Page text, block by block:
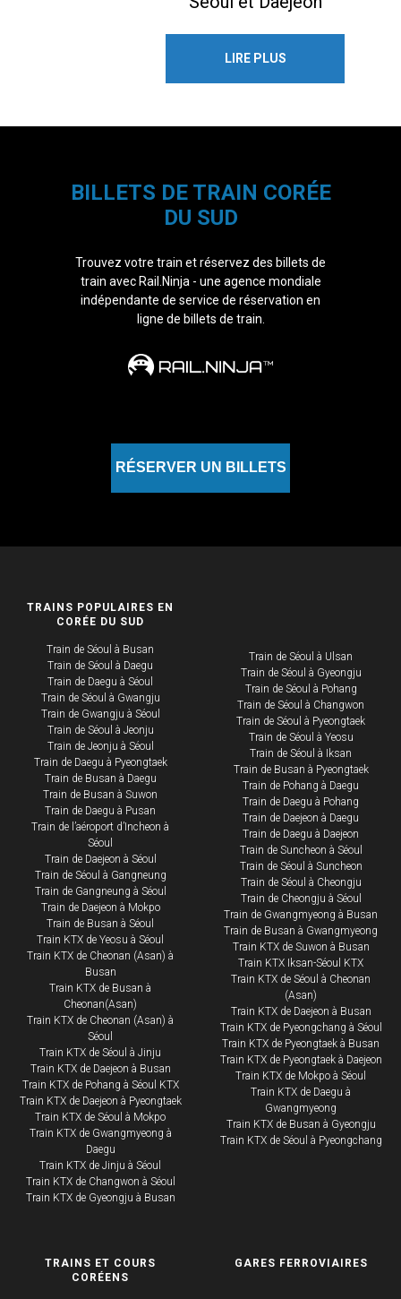
LIRE PLUS
BILLETS DE TRAIN CORÉE
DU SUD
RÉSERVER UN BILLETS
Trouvez votre train et réservez des billets de
train avec Rail.Ninja - une agence mondiale
indépendante de service de réservation en
ligne de billets de train.
TRAINS POPULAIRES EN
CORÉE DU SUD
Train de Séoul à Busan
Train de Séoul à Daegu​
​​​Train de Daegu à Séoul
​Train de Séoul à Gwangju
Train de Gwangju à Séoul
Train de Séoul à Jeonju
Train de Jeonju à Séoul
Train de Daegu à Pyeongtaek
Train de Busan à Daegu
Train de Busan à Suwon
Train de Daegu à Pusan
Train de l’aéroport d’Incheon à
Séoul
Train de Daejeon à Séoul
Train de Séoul à Gangneung
Train de Gangneung à Séoul
​Train de Daejeon à Mokpo​
Train de Busan à Séoul
Train KTX de Yeosu à Séoul
Train KTX de Cheonan (Asan) à
Busan
Train KTX de Busan à
Cheonan(Asan)
Train KTX de Cheonan (Asan) à
Séoul
Train KTX de Séoul à Jinju
Train KTX de Daejeon à Busan
Train KTX de Pohang à Séoul KTX
Train KTX de Daejeon à Pyeongtaek
Train KTX de Séoul à Mokpo
Train KTX de Gwangmyeong à
Daegu
Train KTX de Jinju à Séoul
Train KTX de Changwon à Séoul
Train KTX de Gyeongju à Busan
Train de Séoul à Ulsan
Train de Séoul à Gyeongju
Train de Séoul à Pohang
Train de Séoul à Changwon
Train de Séoul à Pyeongtaek
Train de Séoul à Yeosu
Train de Séoul à Iksan
​Train de Busan à Pyeongtaek
Train de Pohang à Daegu
Train de Daegu à Pohang
Train de Daejeon à Daegu
Train de Daegu à Daejeon
​​​Train de Suncheon à Séoul
Train de Séoul à Suncheon
Train de Séoul à Cheongju
​​​Train de Cheongju à Séoul
Train de Gwangmyeong à Busan
​​​Train de Busan à Gwangmyeong
Train KTX de Suwon à Busan
Train KTX Iksan-Séoul KTX
Train KTX de Séoul à Cheonan
(Asan)
Train KTX de Daejeon à Busan
Train KTX de Pyeongchang à Séoul
Train KTX de Pyeongtaek à Busan
Train KTX de Pyeongtaek à Daejeon
Train KTX de Mokpo à Séoul
Train KTX de Daegu à
Gwangmyeong
Train KTX de Busan à Gyeongju
Train KTX de Séoul à Pyeongchang
TRAINS ET COURS
CORÉENS
GARES FERROVIAIRES